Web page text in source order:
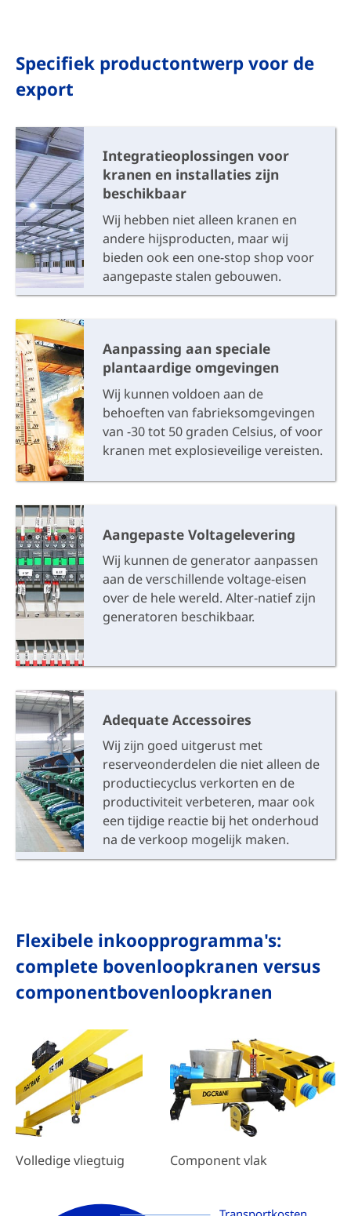
Specifiek productontwerp voor de
export
Integratieoplossingen voor
kranen en installaties zijn
beschikbaar
Wij hebben niet alleen kranen en
andere hijsproducten, maar wij
bieden ook een one-stop shop voor
aangepaste stalen gebouwen.
Aanpassing aan speciale
plantaardige omgevingen
Wij kunnen voldoen aan de
behoeften van fabrieksomgevingen
van -30 tot 50 graden Celsius, of voor
kranen met explosieveilige vereisten.
Aangepaste Voltagelevering
Wij kunnen de generator aanpassen
aan de verschillende voltage-eisen
over de hele wereld. Alter-natief zijn
generatoren beschikbaar.
Adequate Accessoires
Wij zijn goed uitgerust met
reserveonderdelen die niet alleen de
productiecyclus verkorten en de
productiviteit verbeteren, maar ook
een tijdige reactie bij het onderhoud
na de verkoop mogelijk maken.
Flexibele inkoopprogramma's:
complete bovenloopkranen versus
componentbovenloopkranen
Volledige vliegtuig Component vlak